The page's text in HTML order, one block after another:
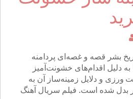
بشر قصه و غصه‌ای پردامنه
دلیل اقدام‌های خشونت‌آمیز
و دلایل زمینه‌ساز آن به
بدل شده‌ است. فیلم سریال آهنگ